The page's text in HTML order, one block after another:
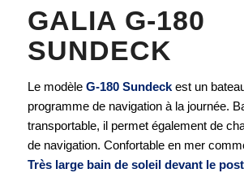
GALIA G-180
SUNDECK
Le modèle G-180 Sundeck est un
programme de navigation à la journée.
transportable, il permet également de
de navigation. Confortable en mer
Très large bain de soleil devant le